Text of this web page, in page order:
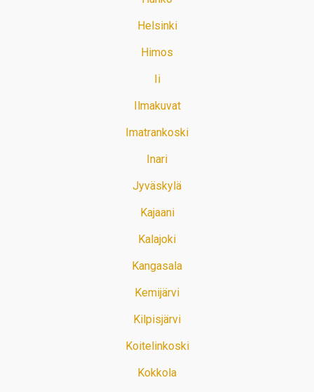
Helsinki
Himos
Ii
Ilmakuvat
Imatrankoski
Inari
Jyväskylä
Kajaani
Kalajoki
Kangasala
Kemijärvi
Kilpisjärvi
Koitelinkoski
Kokkola